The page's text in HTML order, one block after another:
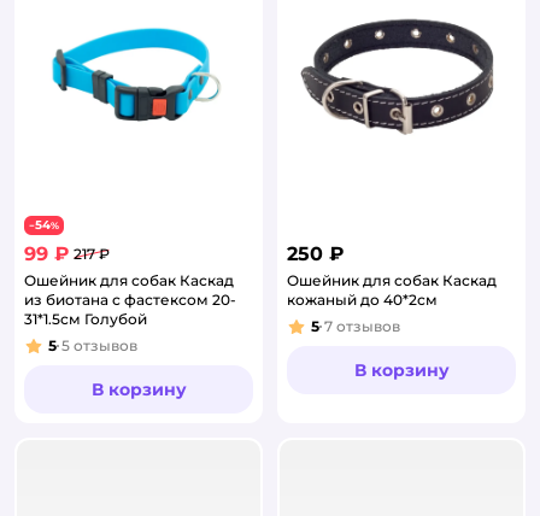
−54%
99 ₽ 217 ₽
Ошейник для собак Каскад
из биотана с фастексом 20-
31*1.5см Голубой
Рейтинг:
5 5 отзывов
В корзину
250 ₽
Ошейник для собак Каскад
кожаный до 40*2см
Рейтинг:
5 7 отзывов
В корзину